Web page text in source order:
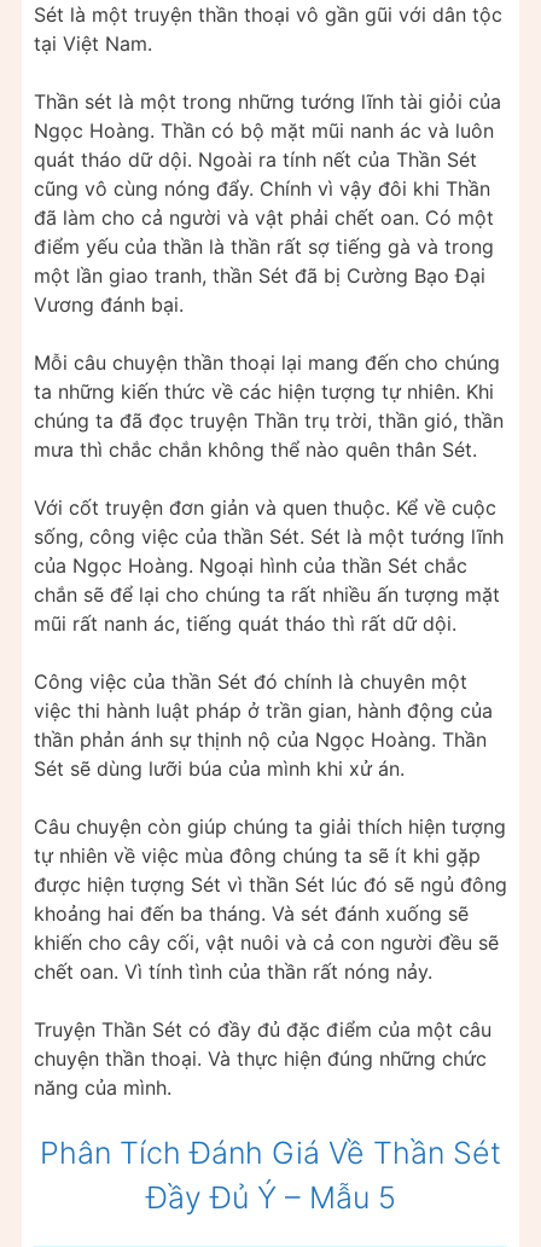
Sét là một truyện thần thoại vô gần gũi với dân tộc
tại Việt Nam.
Thần sét là một trong những tướng lĩnh tài giỏi của
Ngọc Hoàng. Thần có bộ mặt mũi nanh ác và luôn
quát tháo dữ dội. Ngoài ra tính nết của Thần Sét
cũng vô cùng nóng đẩy. Chính vì vậy đôi khi Thần
đã làm cho cả người và vật phải chết oan. Có một
điểm yếu của thần là thần rất sợ tiếng gà và trong
một lần giao tranh, thần Sét đã bị Cường Bạo Đại
Vương đánh bại.
Mỗi câu chuyện thần thoại lại mang đến cho chúng
ta những kiến thức về các hiện tượng tự nhiên. Khi
chúng ta đã đọc truyện Thần trụ trời, thần gió, thần
mưa thì chắc chắn không thể nào quên thân Sét.
Với cốt truyện đơn giản và quen thuộc. Kể về cuộc
sống, công việc của thần Sét. Sét là một tướng lĩnh
của Ngọc Hoàng. Ngoại hình của thần Sét chắc
chắn sẽ để lại cho chúng ta rất nhiều ấn tượng mặt
mũi rất nanh ác, tiếng quát tháo thì rất dữ dội.
Công việc của thần Sét đó chính là chuyên một
việc thi hành luật pháp ở trần gian, hành động của
thần phản ánh sự thịnh nộ của Ngọc Hoàng. Thần
Sét sẽ dùng lưỡi búa của mình khi xử án.
Câu chuyện còn giúp chúng ta giải thích hiện tượng
tự nhiên về việc mùa đông chúng ta sẽ ít khi gặp
được hiện tượng Sét vì thần Sét lúc đó sẽ ngủ đông
khoảng hai đến ba tháng. Và sét đánh xuống sẽ
khiến cho cây cối, vật nuôi và cả con người đều sẽ
chết oan. Vì tính tình của thần rất nóng nảy.
Truyện Thần Sét có đầy đủ đặc điểm của một câu
chuyện thần thoại. Và thực hiện đúng những chức
năng của mình.
Phân Tích Đánh Giá Về Thần Sét
Đầy Đủ Ý – Mẫu 5